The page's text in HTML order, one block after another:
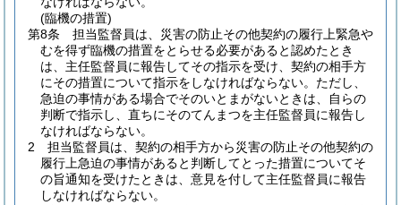
(臨機の措置)
第8条
担当監督員は、災害の防止その他契約の履行上緊急や
むを得ず臨機の措置をとらせる必要があると認めたとき
は、主任監督員に報告してその指示を受け、契約の相手方
にその措置について指示をしなければならない。 ただし、
急迫の事情がある場合でそのいとまがないときは、自らの
判断で指示し、直ちにそのてんまつを主任監督員に報告し
なければならない。
2
担当監督員は、契約の相手方から災害の防止その他契約の
履行上急迫の事情があると判断してとった措置についてそ
の旨通知を受けたときは、意見を付して主任監督員に報告
しなければならない。